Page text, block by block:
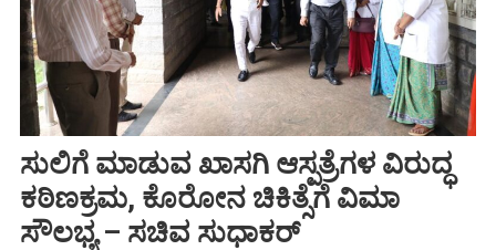
ಸುಲಿಗೆ ಮಾಡುವ ಖಾಸಗಿ ಆಸ್ಪತ್ರೆಗಳ ವಿರುದ್ಧ
ಕಠಿಣಕ್ರಮ, ಕೊರೋನ ಚಿಕಿತ್ಸೆಗೆ ವಿಮಾ
ಸೌಲಭ್ಯ – ಸಚಿವ ಸುಧಾಕರ್